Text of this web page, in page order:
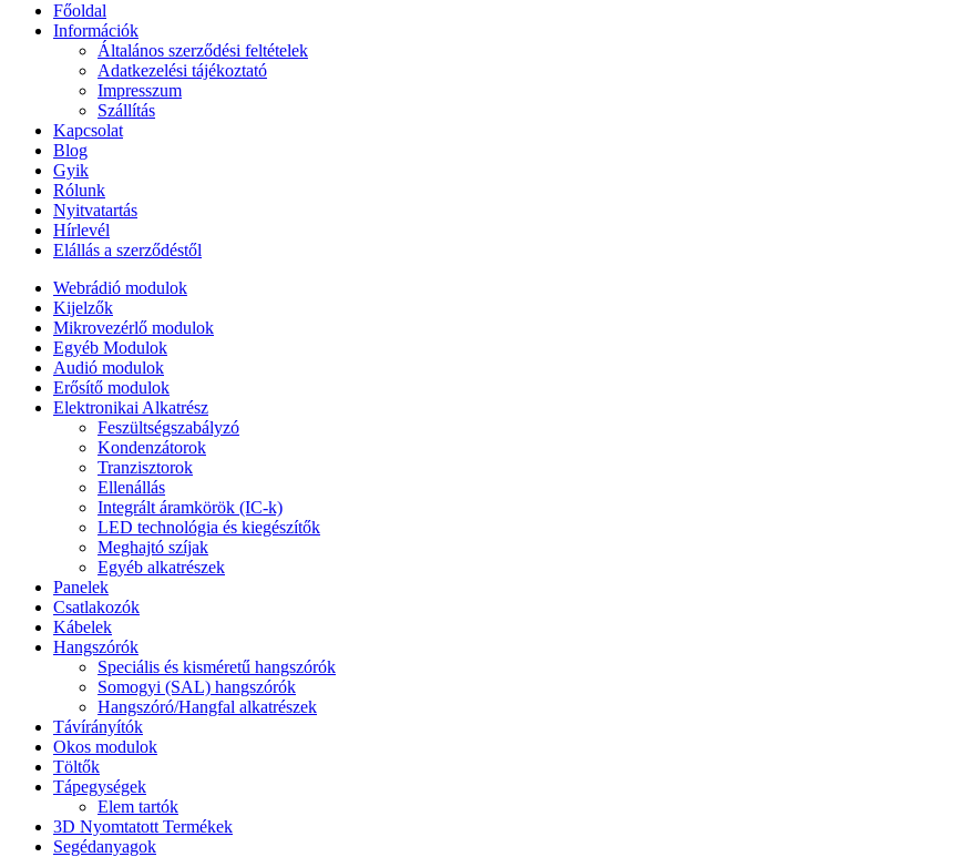
Főoldal
Információk
Általános szerződési feltételek
Adatkezelési tájékoztató
Impresszum
Szállítás
Kapcsolat
Blog
Gyik
Rólunk
Nyitvatartás
Hírlevél
Elállás a szerződéstől
Webrádió modulok
Kijelzők
Mikrovezérlő modulok
Egyéb Modulok
Audió modulok
Erősítő modulok
Elektronikai Alkatrész
Feszültségszabályzó
Kondenzátorok
Tranzisztorok
Ellenállás
Integrált áramkörök (IC-k)
LED technológia és kiegészítők
Meghajtó szíjak
Egyéb alkatrészek
Panelek
Csatlakozók
Kábelek
Hangszórók
Speciális és kisméretű hangszórók
Somogyi (SAL) hangszórók
Hangszóró/Hangfal alkatrészek
Távírányítók
Okos modulok
Töltők
Tápegységek
Elem tartók
3D Nyomtatott Termékek
Segédanyagok